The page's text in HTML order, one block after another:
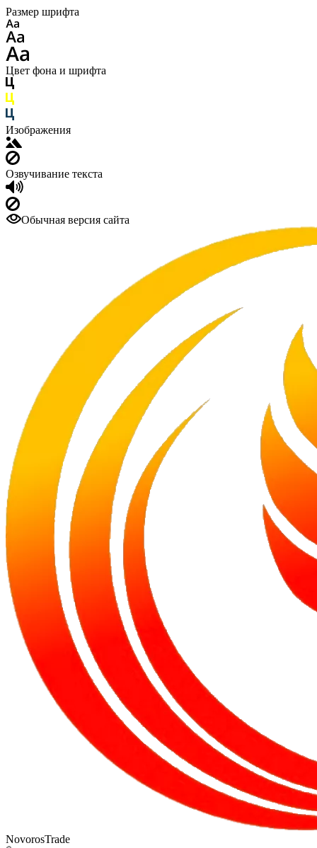
Размер шрифта
Цвет фона и шрифта
Изображения
Озвучивание текста
Обычная версия сайта
NovorosTrade